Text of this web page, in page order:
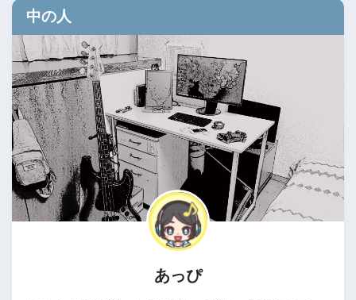
中の人
あっぴ